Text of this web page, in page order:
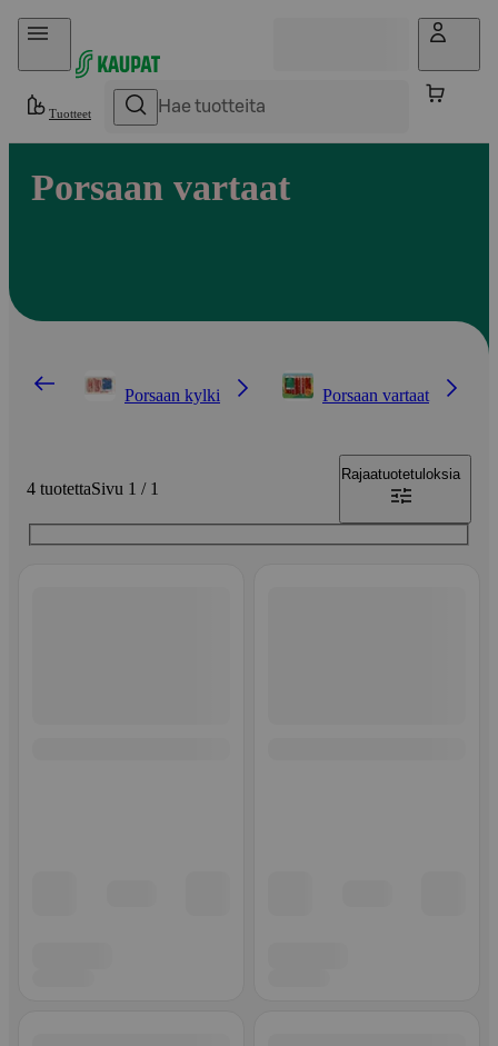
Hyppää sisältöön
Tuotteet
Porsaan vartaat
Porsaan kylki Porsaan vartaat
4 tuotettaSivu 1 / 1
Rajaatuotetuloksia